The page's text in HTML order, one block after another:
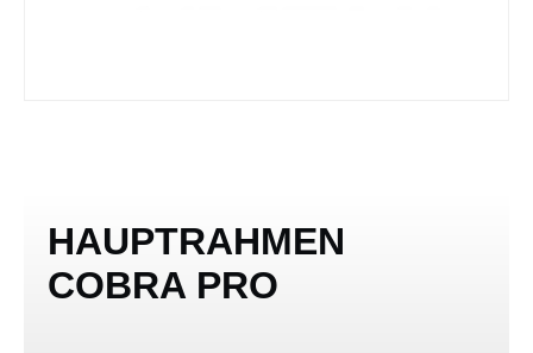
HAUPTRAHMEN
COBRA PRO